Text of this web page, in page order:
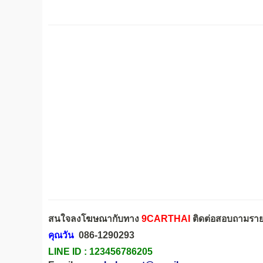
สนใจลงโฆษณากับทาง 9CARTHAI ติดต่อสอบถามรา
คุณวัน 086-1290293
LINE ID : 123456786205